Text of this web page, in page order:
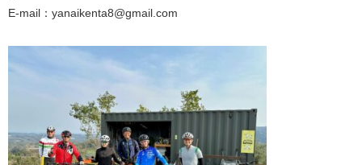
E-mail：yanaikenta8@gmail.com